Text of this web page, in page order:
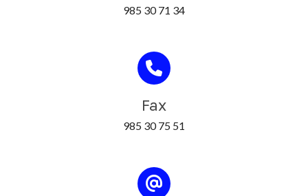
985 30 71 34
Fax
985 30 75 51